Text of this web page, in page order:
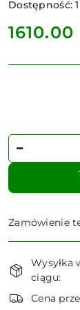
Dostępność:1
cena:
1610.00
Ilość
Zamówienie
i
dostawa
Wysyłka
ciągu:
Cena